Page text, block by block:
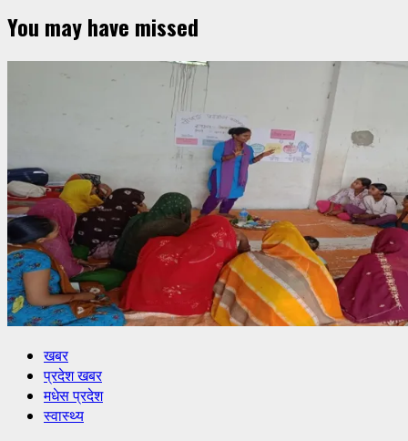
You may have missed
खबर
प्रदेश खबर
मधेस प्रदेश
स्वास्थ्य